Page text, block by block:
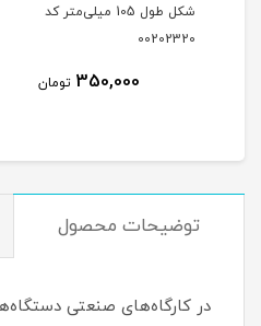
شکل طول 105 میلی‌متر کد
00202320
350,000 تومان
توضیحات محصول
در کارگاه‌های صنعتی